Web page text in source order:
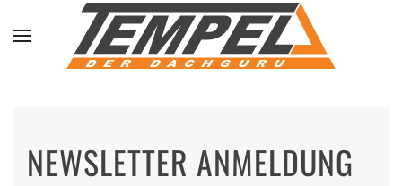
Skip to main content
NEWSLETTER ANMELDUNG